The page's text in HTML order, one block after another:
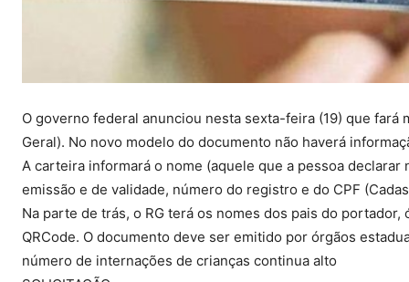
O governo federal anunciou nesta sexta-feira (19) que
Geral). No novo modelo do documento não haverá
A carteira informará o nome (aquele que a pessoa
emissão e de validade, número do registro e do CPF
Na parte de trás, o RG terá os nomes dos pais do
QRCode. O documento deve ser emitido por órgãos
número de internações de crianças continua alto